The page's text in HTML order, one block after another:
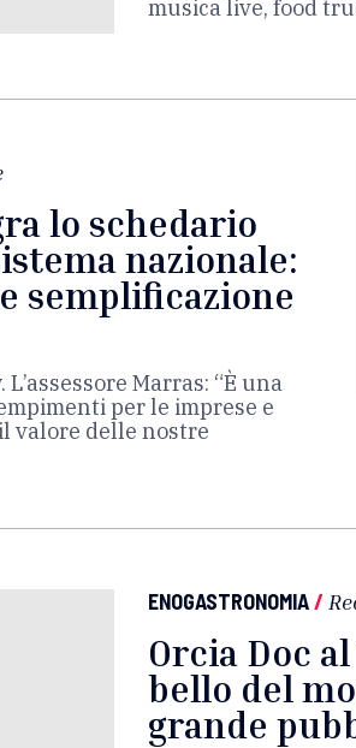
musica live, food
lo schedario
nazionale:
semplificazione
Marras: “È una
per le imprese e
valore delle nostre
ENOGASTRONOMIA/
Orcia Doc
bello del
grande